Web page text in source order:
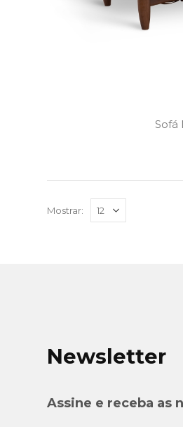
Sofá
Mostrar:
Newsletter
Assine e receba as